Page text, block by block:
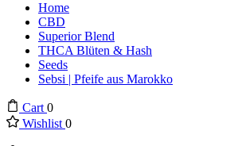
Home
CBD
Superior Blend
THCA Blüten & Hash
Seeds
Sebsi | Pfeife aus Marokko
Cart 0
Wishlist 0